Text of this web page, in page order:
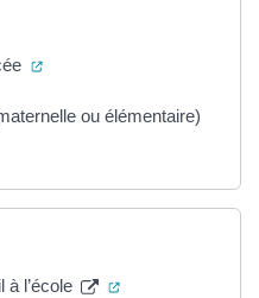
(ouverture dans un nouvel
ou élémentaire)
onglet)
à l’école (ouverture dans